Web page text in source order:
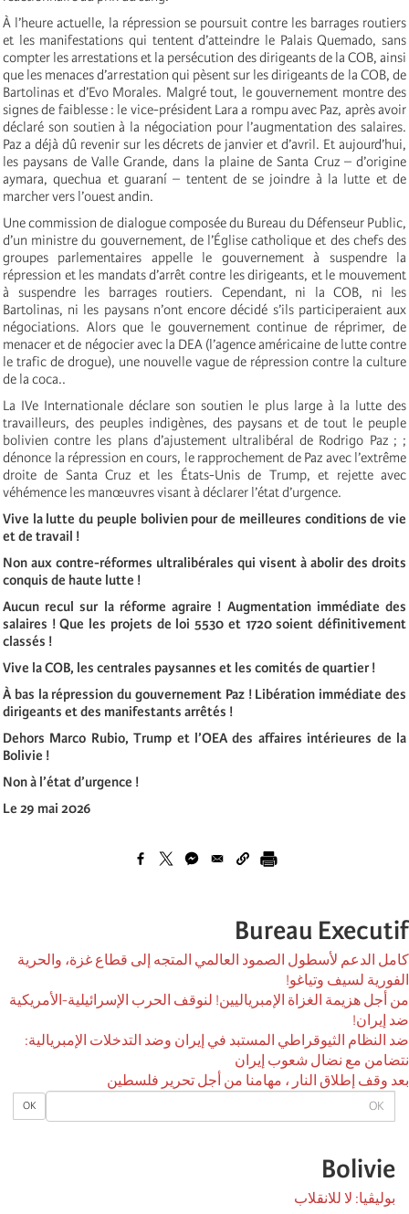
OK
OK
Bolivie
بوليڤيا: لا للانقلاب
À l’heure actuelle, la répression se poursuit contre les barrages routiers
et les manifestations qui tentent d’atteindre le Palais Quemado, sans
compter les arrestations et la persécution des dirigeants de la COB, ainsi
que les menaces d’arrestation qui pèsent sur les dirigeants de la COB, de
Bartolinas et d’Evo Morales. Malgré tout, le gouvernement montre des
signes de faiblesse : le vice-président Lara a rompu avec Paz, après avoir
déclaré son soutien à la négociation pour l’augmentation des salaires.
Paz a déjà dû revenir sur les décrets de janvier et d’avril. Et aujourd’hui,
les paysans de Valle Grande, dans la plaine de Santa Cruz – d’origine
aymara, quechua et guaraní – tentent de se joindre à la lutte et de
marcher vers l’ouest andin.
Une commission de dialogue composée du Bureau du Défenseur Public,
d’un ministre du gouvernement, de l’Église catholique et des chefs des
groupes parlementaires appelle le gouvernement à suspendre la
répression et les mandats d’arrêt contre les dirigeants, et le mouvement
à suspendre les barrages routiers. Cependant, ni la COB, ni les
Bartolinas, ni les paysans n’ont encore décidé s’ils participeraient aux
négociations. Alors que le gouvernement continue de réprimer, de
menacer et de négocier avec la DEA (l’agence américaine de lutte contre
le trafic de drogue), une nouvelle vague de répression contre la culture
de la coca..
La IVe Internationale déclare son soutien le plus large à la lutte des
travailleurs, des peuples indigènes, des paysans et de tout le peuple
bolivien contre les plans d’ajustement ultralibéral de Rodrigo Paz ; ;
dénonce la répression en cours, le rapprochement de Paz avec l’extrême
droite de Santa Cruz et les États-Unis de Trump, et rejette avec
véhémence les manœuvres visant à déclarer l’état d’urgence.
Vive la lutte du peuple bolivien pour de meilleures conditions de vie
et de travail !
Non aux contre-réformes ultralibérales qui visent à abolir des droits
conquis de haute lutte !
Aucun recul sur la réforme agraire ! Augmentation immédiate des
salaires ! Que les projets de loi 5530 et 1720 soient définitivement
classés !
Vive la COB, les centrales paysannes et les comités de quartier !
À bas la répression du gouvernement Paz ! Libération immédiate des
dirigeants et des manifestants arrêtés !
Dehors Marco Rubio, Trump et l’OEA des affaires intérieures de la
Bolivie !
Non à l’état d’urgence !
Le 29 mai 2026
Bureau Executif
كامل الدعم لأسطول الصمود العالمي المتجه إلى قطاع غزة، والحرية
الفورية لسيف وتياغو!
من أجل هزيمة الغزاة الإمبرياليين! لنوقف الحرب الإسرائيلية-الأمريكية
ضد إيران!
ضد النظام الثيوقراطي المستبد في إيران وضد التدخلات الإمبريالية:
نتضامن مع نضال شعوب إيران
بعد وقف إطلاق النار ، مهامنا من أجل تحرير فلسطين